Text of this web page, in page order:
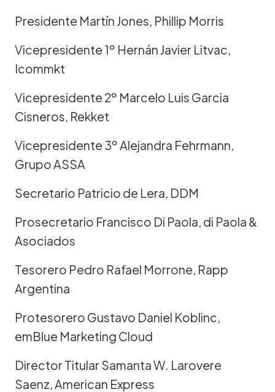
Presidente Martín Jones, Phillip Morris
Vicepresidente 1º Hernán Javier Litvac,
Icommkt
Vicepresidente 2º Marcelo Luis Garcia
Cisneros, Rekket
Vicepresidente 3º Alejandra Fehrmann,
Grupo ASSA
Secretario Patricio de Lera, DDM
Prosecretario Francisco Di Paola, di Paola &
Asociados
Tesorero Pedro Rafael Morrone, Rapp
Argentina
Protesorero Gustavo Daniel Koblinc,
emBlue Marketing Cloud
Director Titular Samanta W. Larovere
Saenz, American Express